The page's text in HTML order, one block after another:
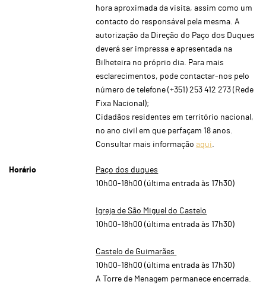
hora aproximada da visita, assim como um
contacto do responsável pela mesma. A
autorização da Direção do Paço dos Duques
deverá ser impressa e apresentada na
Bilheteira no próprio dia. Para mais
esclarecimentos, pode contactar-nos pelo
número de telefone (+351) 253 412 273 (Rede
Fixa Nacional);
Cidadãos residentes em território nacional,
no ano civil em que perfaçam 18 anos.
Consultar mais informaçãoaqui.
Horário
Paço dos duques
10h00-18h00 (última entrada às 17h30)
Igreja de São Miguel do Castelo
10h00-18h00 (última entrada às 17h30)
Castelo de Guimarães
10h00-18h00 (última entrada às 17h30)
A Torre de Menagem permanece encerrada.